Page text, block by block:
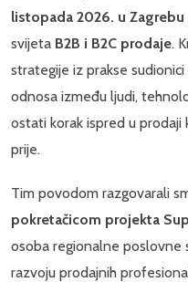
listopada 2026. u Zagrebu
svijeta B2B i B2C prodaje.
strategije iz prakse
odnosa između ljudi,
ostati korak ispred u prodaji
prije.
Tim povodom razgovarali
pokretačicom projekta
osoba regionalne poslovne
razvoju prodajnih